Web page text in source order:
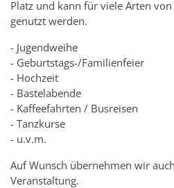
Platz und kann für viele Arten
genutzt werden.
- Jugendweihe
- Geburtstags-/Familienfeier
- Hochzeit
- Bastelabende
- Kaffeefahrten / Busreisen
- Tanzkurse
- u.v.m.
Auf Wunsch übernehmen wir
Veranstaltung.